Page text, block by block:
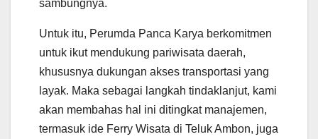
sambungnya.
Untuk itu, Perumda Panca Karya berkomitmen
untuk ikut mendukung pariwisata daerah,
khususnya dukungan akses transportasi yang
layak. Maka sebagai langkah tindaklanjut, kami
akan membahas hal ini ditingkat manajemen,
termasuk ide Ferry Wisata di Teluk Ambon, juga